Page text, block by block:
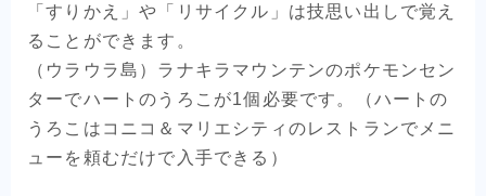
「すりかえ」や「リサイクル」は技思い出しで覚え
ることができます。
（ウラウラ島）ラナキラマウンテンのポケモンセン
ターでハートのうろこが1個必要です。（ハートの
うろこはコニコ＆マリエシティのレストランでメニ
ューを頼むだけで入手できる）